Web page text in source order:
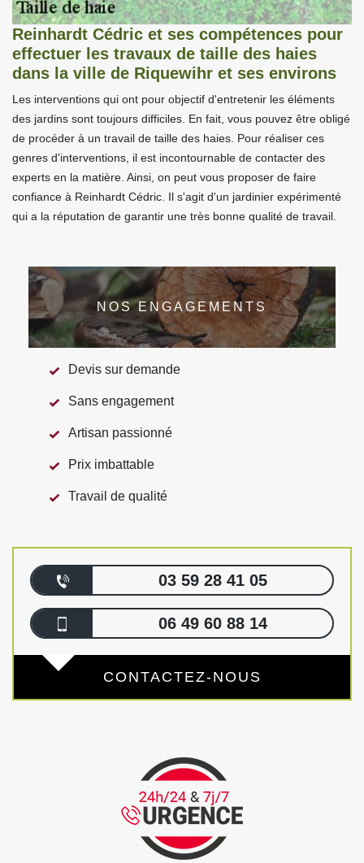
Reinhardt Cédric et ses compétences pour
effectuer les travaux de taille des haies
dans la ville de Riquewihr et ses environs
Les interventions qui ont pour objectif d'entretenir les éléments
des jardins sont toujours difficiles. En fait, vous pouvez être obligé
de procéder à un travail de taille des haies. Pour réaliser ces
genres d'interventions, il est incontournable de contacter des
experts en la matière. Ainsi, on peut vous proposer de faire
confiance à Reinhardt Cédric. Il s'agit d'un jardinier expérimenté
qui a la réputation de garantir une très bonne qualité de travail.
NOS ENGAGEMENTS
Devis sur demande
Sans engagement
Artisan passionné
Prix imbattable
Travail de qualité
03 59 28 41 05
06 49 60 88 14
CONTACTEZ-NOUS